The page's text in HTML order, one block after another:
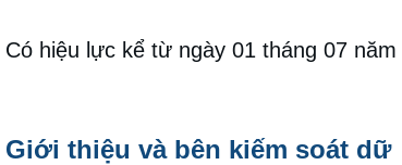
Có hiệu lực kể từ ngày 01 tháng 07 năm
Giới thiệu và bên kiếm soát dữ